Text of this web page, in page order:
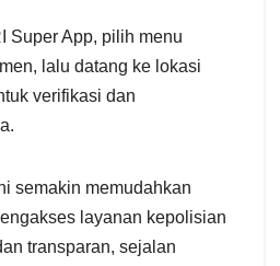
Super App, pilih menu
lalu datang ke lokasi
verifikasi dan
semakin memudahkan
layanan kepolisian
transparan, sejalan